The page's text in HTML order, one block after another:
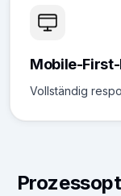
Mobile-
Vollständig